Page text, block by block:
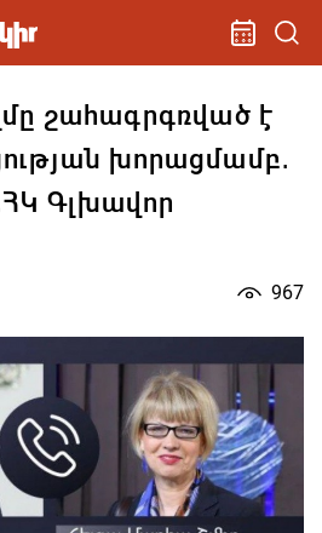
շահագրգռված է
խորացմամբ․
Գլխավոր
967